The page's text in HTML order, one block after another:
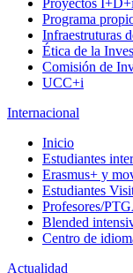
Proyectos I+D+i
Programa
Infraestruturas
Ética de la
Comisión de
UCC+i
Internacional
Inicio
Estudiantes
Erasmus+ y
Estudiantes
Profesores/
Blended
Centro de
Actualidad